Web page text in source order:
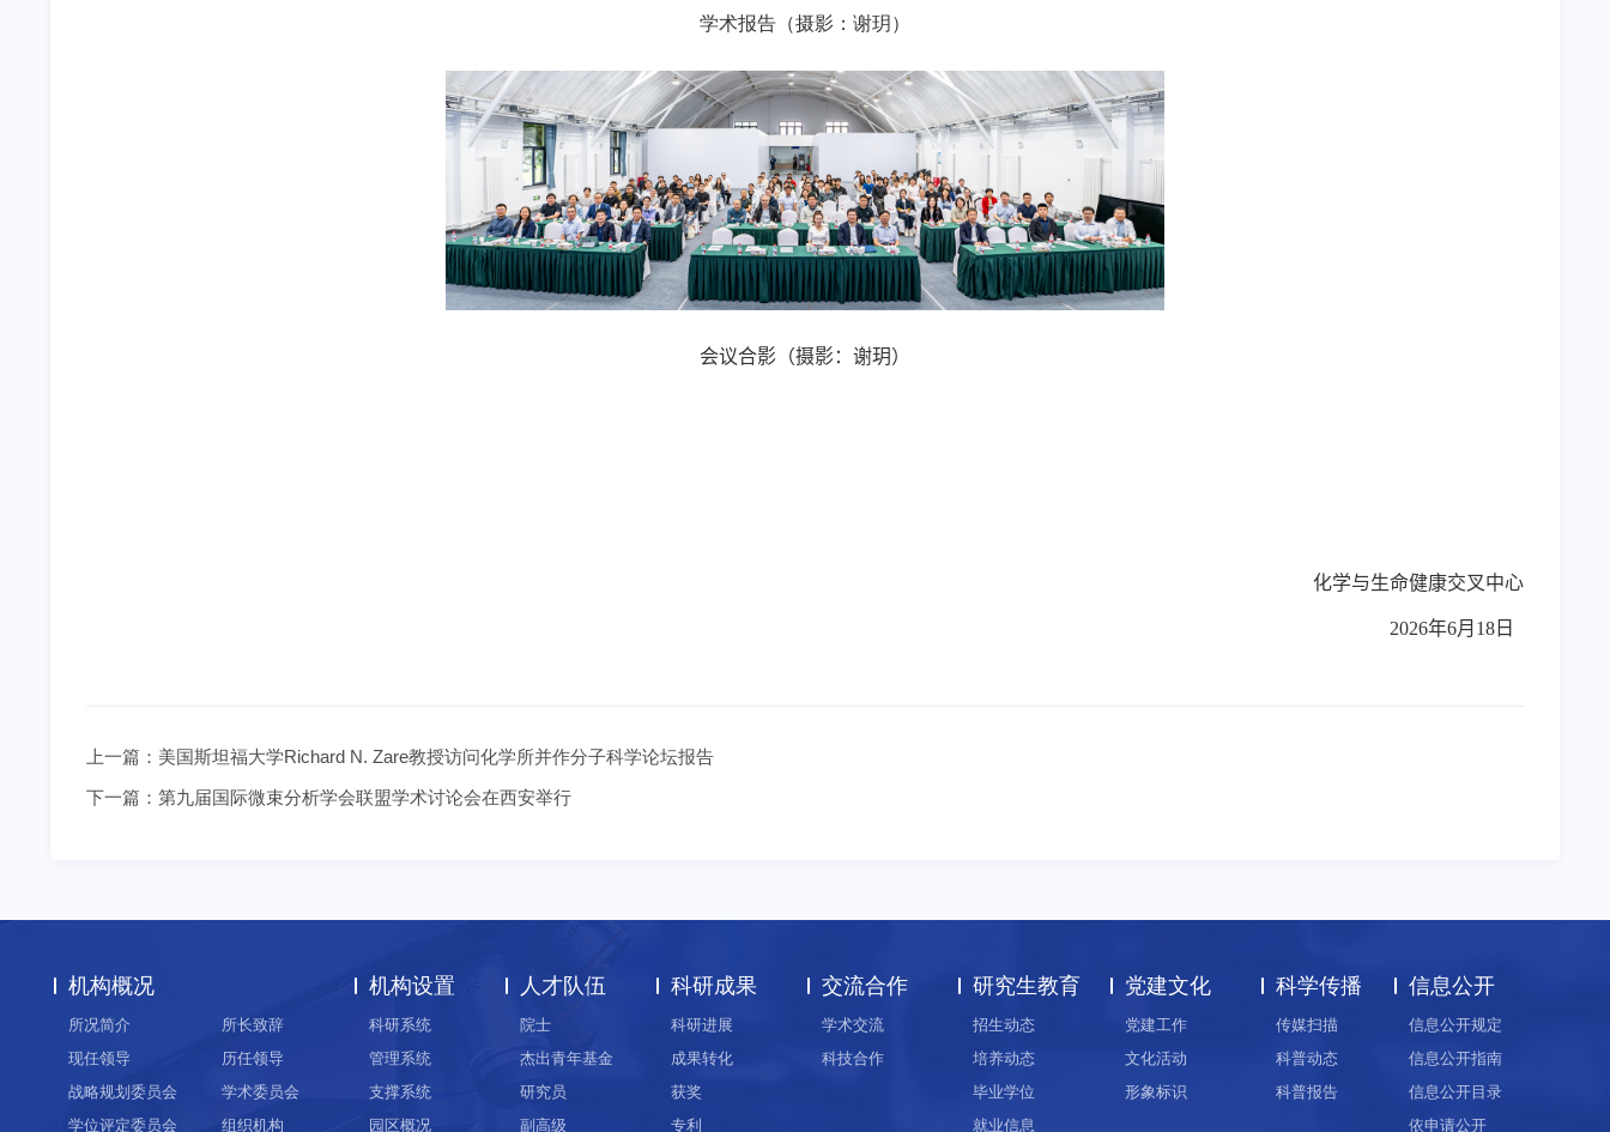
学术报告（摄影：谢玥）
会议合影（摄影：谢玥）
化学与生命健康交叉中心
2026年6月 18 日
上一篇： 美国斯坦福大学Richard N. Zare教授访问化学所并作分子科学论坛报告
下一篇： 第九届国际微束分析学会联盟学术讨论会在西安举行
机构概况
所况简介
所长致辞
现任领导
历任领导
战略规划委员会
学术委员会
学位评定委员会
组织机构
机构设置
科研系统
管理系统
支撑系统
园区概况
人才队伍
院士
杰出青年基金
研究员
副高级
科研成果
科研进展
成果转化
获奖
专利
交流合作
学术交流
科技合作
研究生教育
招生动态
培养动态
毕业学位
就业信息
党建文化
党建工作
文化活动
形象标识
科学传播
传媒扫描
科普动态
科普报告
信息公开
信息公开规定
信息公开指南
信息公开目录
依申请公开